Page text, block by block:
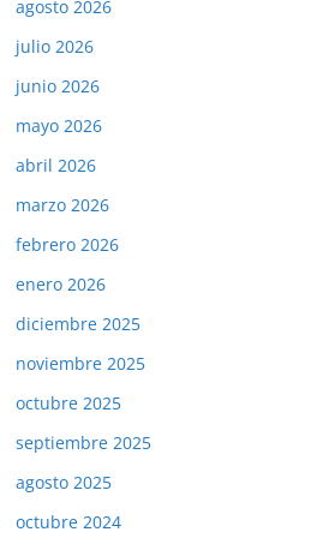
agosto 2026
julio 2026
junio 2026
mayo 2026
abril 2026
marzo 2026
febrero 2026
enero 2026
diciembre 2025
noviembre 2025
octubre 2025
septiembre 2025
agosto 2025
octubre 2024